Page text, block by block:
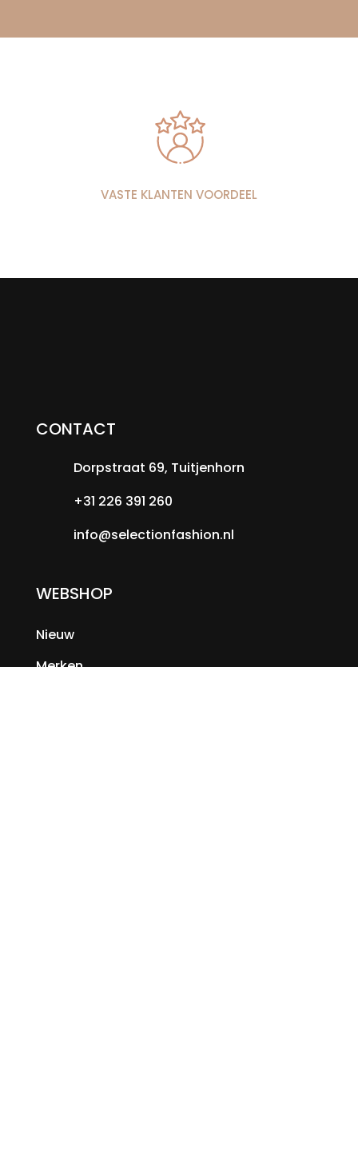
VASTE KLANTEN VOORDEEL
CONTACT
Dorpstraat 69, Tuitjenhorn
+31 226 391 260
info@selectionfashion.nl
WEBSHOP
Nieuw
Merken